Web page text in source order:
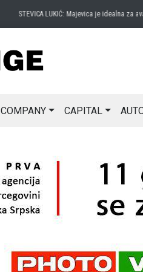
STEVICA LUKIĆ: Majevica je idealna za
COMPANY CAPITAL